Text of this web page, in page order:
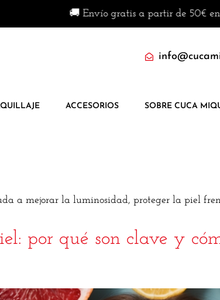
🚚 Envío gratis a partir de 50€ en península ·
ACCESORIOS SOBRE CUCA
a mejorar la luminosidad, proteger la piel
por qué son clave y